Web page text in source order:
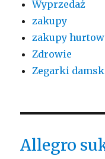
Wyprzedaż
zakupy
zakupy
Zdrowie
Zegarki
Allegro